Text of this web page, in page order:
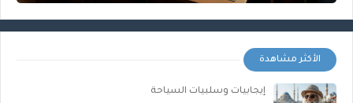
الأكثر مشاهدة
إيجابيات وسلبيات السياحة